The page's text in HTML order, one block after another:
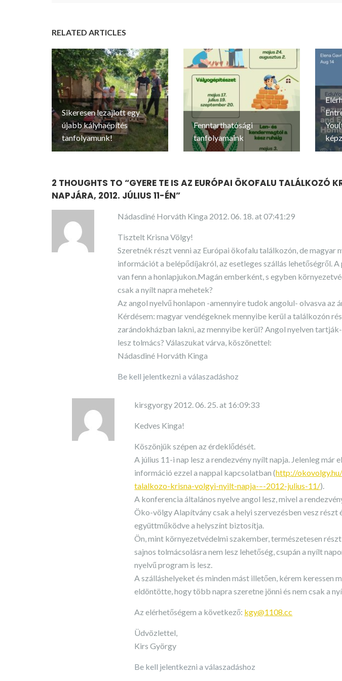
RELATED ARTICLES
Sikeresen lezajlott egy
újabb kályhaépítés
tanfolyamunk!
Fenntarthatósági
tanfolyamaink
2 THOUGHTS TO “GYERE TE IS AZ EURÓPAI ÖKOFALU TALÁLKOZÓ
NAPJÁRA, 2012. JÚLIUS 11-ÉN”
Nádasdiné Horváth Kinga 2012. 06. 18. at 07:41:29
Tisztelt Krisna Völgy!
Szeretnék részt venni az Európai ökofalu találkozón, de magyar
információt a belépődíjakról, az esetleges szállás lehetőségről.
van fenn a honlapjukon.Magán emberként, s egyben
csak a nyílt napra mehetek?
Az angol nyelvű honlapon -amennyire tudok angolul- olvasva az
Kérdésem: magyar vendégeknek mennyibe kerül a találkozón
zarándokházban lakni, az mennyibe kerül? Angol nyelven
lesz tolmács? Válaszukat várva, köszönettel:
Nádasdiné Horváth Kinga
Be kell jelentkezni a válaszadáshoz
kirsgyorgy 2012. 06. 25. at 16:09:33
Kedves Kinga!
Köszönjük szépen az érdeklődését.
A július 11-i nap lesz a rendezvény nyílt napja. Jelenleg már
információ ezzel a nappal kapcsolatban (http://
talalkozo-krisna-volgyi-nyilt-napja-–-2012-julius-11/).
A konferencia általános nyelve angol lesz, mivel a
Öko-völgy Alapítvány csak a helyi szervezésben vesz részt
együttműködve a helyszínt biztosítja.
Ön, mint környezetvédelmi szakember, természetesen
sajnos tolmácsolásra nem lesz lehetőség, csupán a nyílt
nyelvű program is lesz.
A szálláshelyeket és minden mást illetően, kérem keressen
eldöntötte, hogy több napra szeretne jönni és nem csak a
Az elérhetőségem a következő: kgy@1108.cc
Üdvözlettel,
Kirs György
Be kell jelentkezni a válaszadáshoz